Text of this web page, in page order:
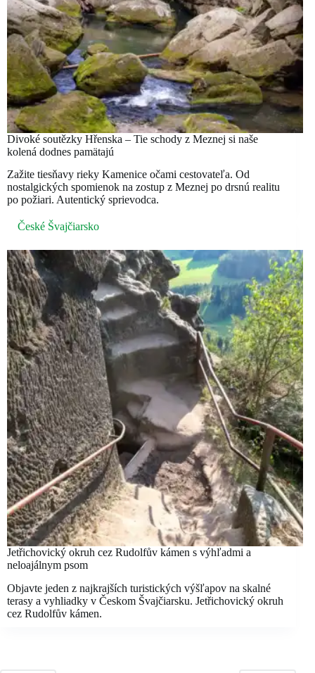
Divoké soutězky Hřenska – Tie schody z Meznej si naše
kolená dodnes pamätajú
Zažite tiesňavy rieky Kamenice očami cestovateľa. Od
nostalgických spomienok na zostup z Meznej po drsnú realitu
po požiari. Autentický sprievodca.
České Švajčiarsko
Jetřichovický okruh cez Rudolfův kámen s výhľadmi a
neloajálnym psom
Objavte jeden z najkrajších turistických výšľapov na skalné
terasy a vyhliadky v Českom Švajčiarsku. Jetřichovický okruh
cez Rudolfův kámen.